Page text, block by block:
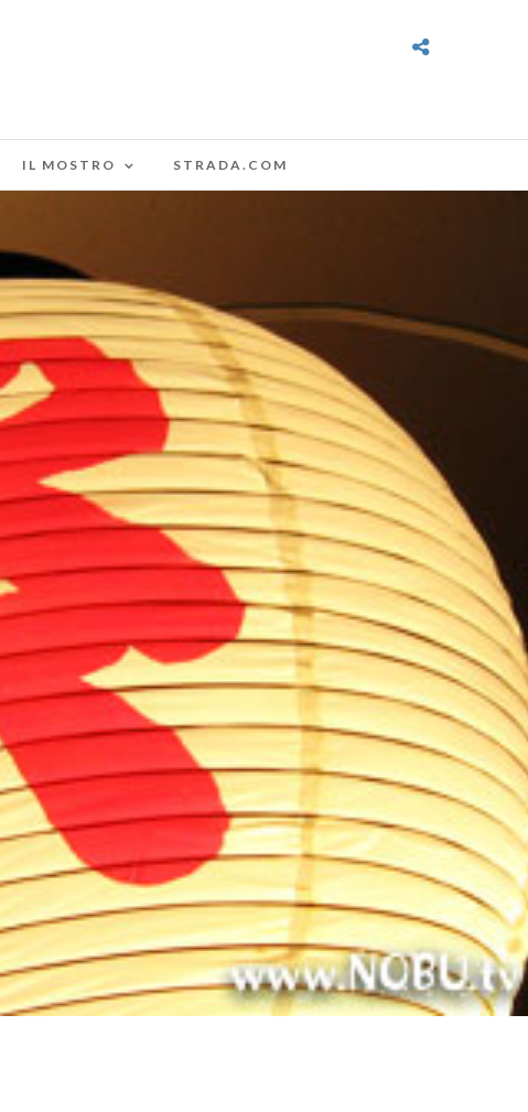
IL MOSTRO STRADA.COM